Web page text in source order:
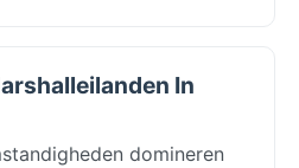
In
domineren